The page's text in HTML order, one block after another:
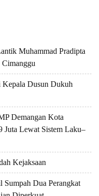
Muhammad Pradipta
Dusun Dukuh
Demangan Kota
Juta Lewat Sistem Laku–
Kejaksaan
Dua Perangkat